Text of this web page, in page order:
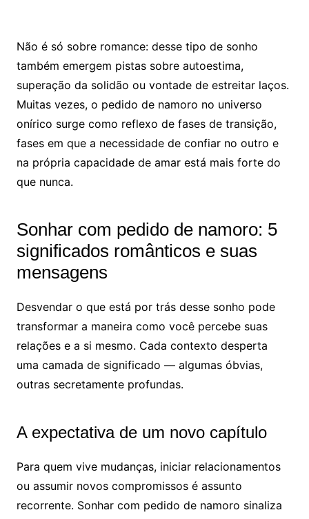
Não é só sobre romance: desse tipo de sonho
também emergem pistas sobre autoestima,
superação da solidão ou vontade de estreitar laços.
Muitas vezes, o pedido de namoro no universo
onírico surge como reflexo de fases de transição,
fases em que a necessidade de confiar no outro e
na própria capacidade de amar está mais forte do
que nunca.
Sonhar com pedido de namoro: 5
significados românticos e suas
mensagens
Desvendar o que está por trás desse sonho pode
transformar a maneira como você percebe suas
relações e a si mesmo. Cada contexto desperta
uma camada de significado — algumas óbvias,
outras secretamente profundas.
A expectativa de um novo capítulo
Para quem vive mudanças, iniciar relacionamentos
ou assumir novos compromissos é assunto
recorrente. Sonhar com pedido de namoro sinaliza